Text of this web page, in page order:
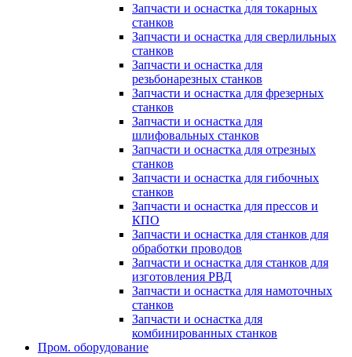
Запчасти и оснастка для токарных
станков
Запчасти и оснастка для сверлильных
станков
Запчасти и оснастка для
резьбонарезных станков
Запчасти и оснастка для фрезерных
станков
Запчасти и оснастка для
шлифовальных станков
Запчасти и оснастка для отрезных
станков
Запчасти и оснастка для гибочных
станков
Запчасти и оснастка для прессов и
КПО
Запчасти и оснастка для станков для
обработки проводов
Запчасти и оснастка для станков для
изготовления РВД
Запчасти и оснастка для намоточных
станков
Запчасти и оснастка для
комбинированных станков
Пром. оборудование